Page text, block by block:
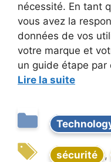
nécessité. En tant
vous avez la
données de vos
votre marque et
un guide étape
Lire la suite
sécurité ,